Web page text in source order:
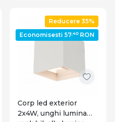
Reducere 35%
Economisesti 57,40 RON
Corp led exterior
2x4W, unghi lumina